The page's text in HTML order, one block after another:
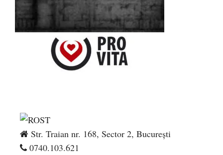
Str. Traian nr. 168, Sector 2, București
0740.103.621